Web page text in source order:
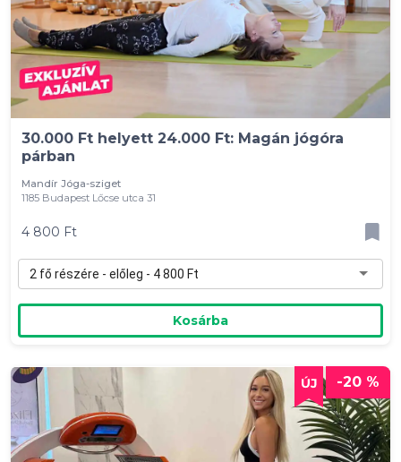
30.000 Ft helyett 24.000 Ft: Magán jógóra
párban
Mandír Jóga-sziget
1185 Budapest Lőcse utca 31
4 800 Ft
2 fő részére - előleg - 4 800 Ft
Kosárba
-20 %